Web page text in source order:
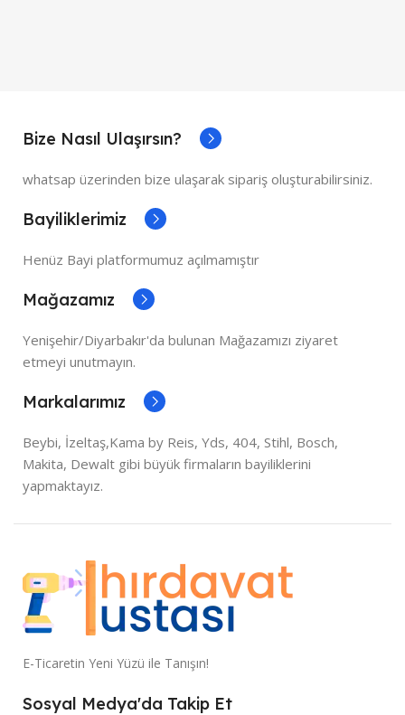
Bize Nasıl Ulaşırsın?
whatsap üzerinden bize ulaşarak sipariş oluşturabilirsiniz.
Bayiliklerimiz
Henüz Bayi platformumuz açılmamıştır
Mağazamız
Yenişehir/Diyarbakır'da bulunan Mağazamızı ziyaret
etmeyi unutmayın.
Markalarımız
Beybi, İzeltaş,Kama by Reis, Yds, 404, Stihl, Bosch,
Makita, Dewalt gibi büyük firmaların bayiliklerini
yapmaktayız.
E-Ticaretin Yeni Yüzü ile Tanışın!
Sosyal Medya'da Takip Et